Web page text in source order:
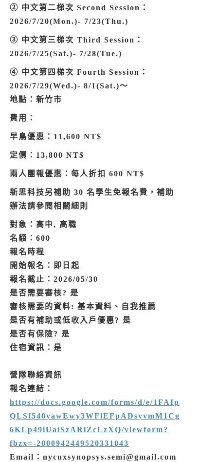
② 中文第二梯次 Second Session：
2026/7/20(Mon.)- 7/23(Thu.)
③ 中文第三梯次 Third Session：
2026/7/25(Sat.)- 7/28(Tue.)
④ 中文第四梯次 Fourth Session：
2026/7/29(Wed.)- 8/1(Sat.)～
地點：新竹市
費用：
早鳥優惠：11,600 NT$
定價：13,800 NT$
兩人團報優惠：每人折扣 600 NT$
新思科技另補助 30 名學生免報名費，補助
辦法請參閱相關細則
對象：高中, 高職
名額：600
報名時程
開始報名：即日起
報名截止：2026/05/30
是否需要審核? 是
審核需要的資料: 基本資料、自我推薦
是否有補助或低收入戶優惠? 是
是否有保險? 是
住宿資訊：是
營隊聯絡資訊
報名連結：
https://docs.google.com/forms/d/e/1FAIp
QLSf540yawEwy3WFlEFpADsyvmM1Cg
6KLp49iUaiSzARlZcLzXQ/viewform?
fbzx=-2000942449520331043
Email：nycuxsynopsys.semi@gmail.com